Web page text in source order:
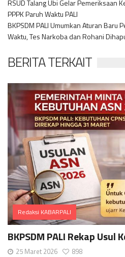
RSUD Talang Ubi Gelar Pemeriksaan
PPPK Paruh Waktu PALI
BKPSDM PALI Umumkan Aturan Baru
Waktu, Tes Narkoba dan Rohani
BERITA TERKAIT
Redaksi KABARPALI
Comments
BKPSDM PALI Rekap Usul
25 Maret 2026 898